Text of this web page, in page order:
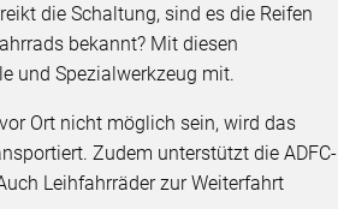
die Schaltung, sind es die Reifen
bekannt? Mit diesen
und Spezialwerkzeug mit.
Ort nicht möglich sein, wird das
Zudem unterstützt die ADFC-
Leihfahrräder zur Weiterfahrt